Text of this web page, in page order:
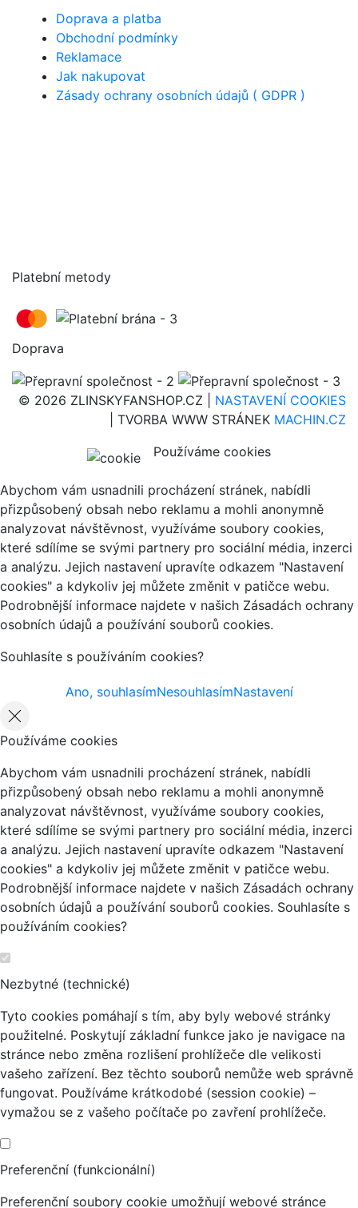
Doprava a platba
Obchodní podmínky
Reklamace
Jak nakupovat
Zásady ochrany osobních údajů ( GDPR )
Platební metody
Doprava
© 2026 ZLINSKYFANSHOP.CZ | NASTAVENÍ COOKIES
| TVORBA WWW STRÁNEK MACHIN.CZ
Používáme cookies
Abychom vám usnadnili procházení stránek, nabídli
přizpůsobený obsah nebo reklamu a mohli anonymně
analyzovat návštěvnost, využíváme soubory cookies,
které sdílíme se svými partnery pro sociální média, inzerci
a analýzu. Jejich nastavení upravíte odkazem "Nastavení
cookies" a kdykoliv jej můžete změnit v patičce webu.
Podrobnější informace najdete v našich Zásadách ochrany
osobních údajů a používání souborů cookies.
Souhlasíte s používáním cookies?
Ano, souhlasímNesouhlasímNastavení
Používáme cookies
Abychom vám usnadnili procházení stránek, nabídli
přizpůsobený obsah nebo reklamu a mohli anonymně
analyzovat návštěvnost, využíváme soubory cookies,
které sdílíme se svými partnery pro sociální média, inzerci
a analýzu. Jejich nastavení upravíte odkazem "Nastavení
cookies" a kdykoliv jej můžete změnit v patičce webu.
Podrobnější informace najdete v našich Zásadách ochrany
osobních údajů a používání souborů cookies. Souhlasíte s
používáním cookies?
Nezbytné (technické)
Tyto cookies pomáhají s tím, aby byly webové stránky
použitelné. Poskytují základní funkce jako je navigace na
stránce nebo změna rozlišení prohlížeče dle velikosti
vašeho zařízení. Bez těchto souborů nemůže web správně
fungovat. Používáme krátkodobé (session cookie) –
vymažou se z vašeho počítače po zavření prohlížeče.
Preferenční (funkcionální)
Preferenční soubory cookie umožňují webové stránce